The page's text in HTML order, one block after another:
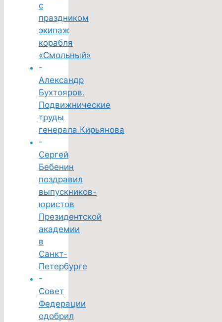
с
праздником
экипаж
корабля
«Смольный»
-
Александр
Бухтояров.
Подвижнические
труды
генерала Кирьянова
-
Сергей
Бебенин
поздравил
выпускников-
юристов
Президентской
академии
в
Санкт-
Петербурге
-
Совет
Федерации
одобрил